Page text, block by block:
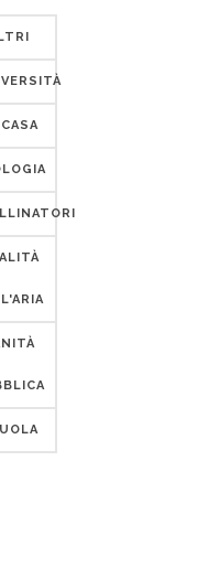
CASA